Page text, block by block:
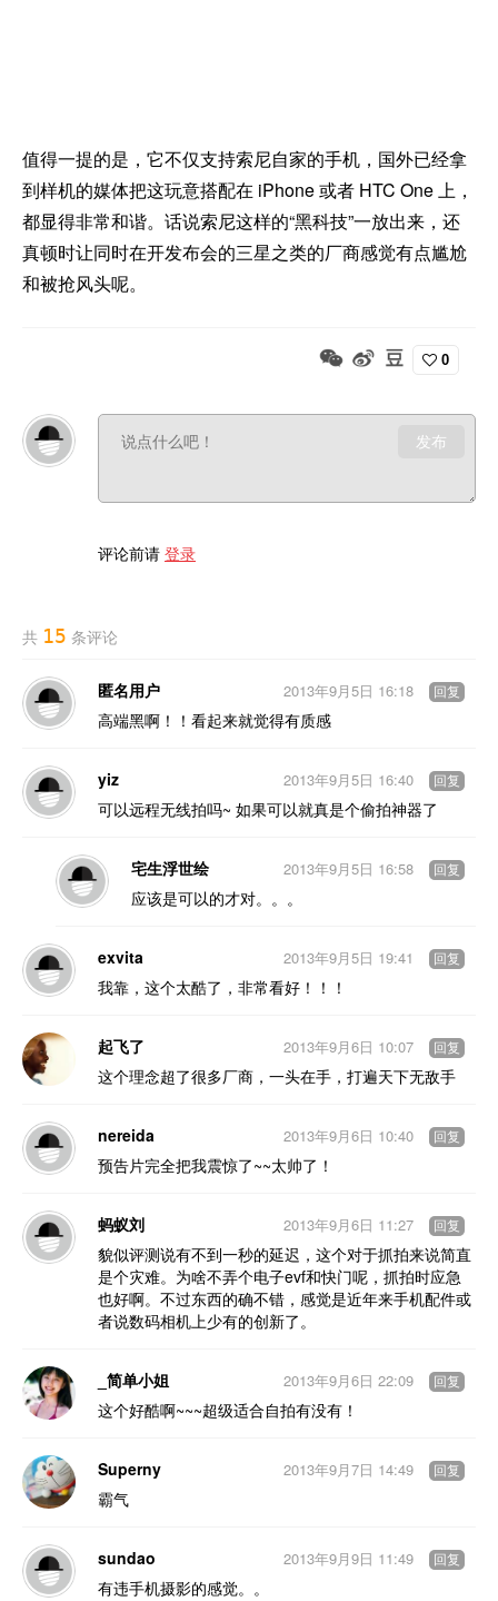
值得一提的是，它不仅支持索尼自家的手机，国外已经拿
到样机的媒体把这玩意搭配在 iPhone 或者 HTC One 上，
都显得非常和谐。话说索尼这样的“黑科技”一放出来，还
真顿时让同时在开发布会的三星之类的厂商感觉有点尴尬
和被抢风头呢。
0
发布
评论前请 登录
共 15 条评论
匿名用户
高端黑啊！！看起来就觉得有质感
2013年9月5日 16:18 回复
yiz
可以远程无线拍吗~ 如果可以就真是个偷拍神器了
2013年9月5日 16:40 回复
宅生浮世绘
应该是可以的才对。。。
2013年9月5日 16:58 回复
exvita
我靠，这个太酷了，非常看好！！！
2013年9月5日 19:41 回复
起飞了
这个理念超了很多厂商，一头在手，打遍天下无敌手
2013年9月6日 10:07 回复
nereida
预告片完全把我震惊了~~太帅了！
2013年9月6日 10:40 回复
蚂蚁刘
貌似评测说有不到一秒的延迟，这个对于抓拍来说简直
是个灾难。为啥不弄个电子evf和快门呢，抓拍时应急
也好啊。不过东西的确不错，感觉是近年来手机配件或
者说数码相机上少有的创新了。
2013年9月6日 11:27 回复
_简单小姐
这个好酷啊~~~超级适合自拍有没有！
2013年9月6日 22:09 回复
Superny
霸气
2013年9月7日 14:49 回复
sundao
有违手机摄影的感觉。。
2013年9月9日 11:49 回复